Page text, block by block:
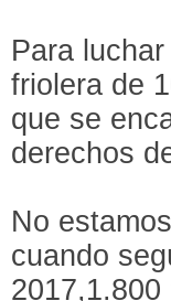
Para
friolera de
que se
derechos
No
cuando